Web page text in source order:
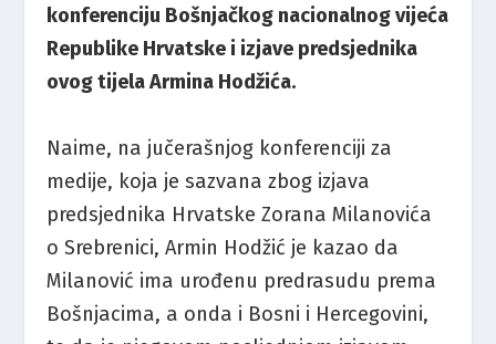
konferenciju Bošnjačkog nacionalnog vijeća
Republike Hrvatske i izjave predsjednika
ovog tijela Armina Hodžića.
Naime, na jučerašnjog konferenciji za
medije, koja je sazvana zbog izjava
predsjednika Hrvatske Zorana Milanovića
o Srebrenici, Armin Hodžić je kazao da
Milanović ima urođenu predrasudu prema
Bošnjacima, a onda i Bosni i Hercegovini,